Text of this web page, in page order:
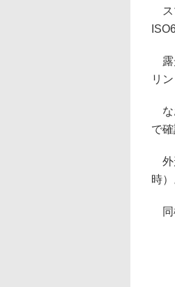
ス
露
リ
な
で
外
時
同